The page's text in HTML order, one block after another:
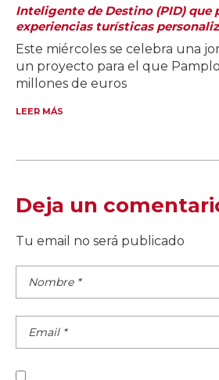
Inteligente de Destino (PID) que
experiencias turísticas
Este miércoles se celebra una
un proyecto para el que
millones de euros
LEER MÁS
Deja un
Tu email no será publicado